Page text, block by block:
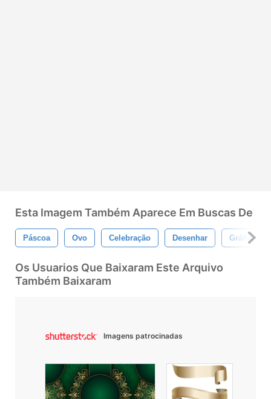
Esta Imagem Também Aparece Em Buscas De
Páscoa Ovo Celebração Desenhar Gráfico
Os Usuarios Que Baixaram Este Arquivo
Também Baixaram
Imagens patrocinadas